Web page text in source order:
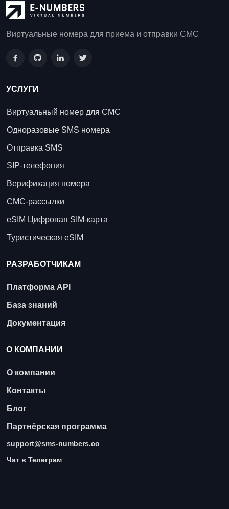
Виртуальные номера для приема и отправки СМС
УСЛУГИ
Виртуальный номер для СМС
Одноразовые SMS номера
Отправка SMS
SIP-телефония
Верификация номера
СМС-рассылки
eSIM Цифровая SIM-карта
Туристическая eSIM
РАЗРАБОТЧИКАМ
Платформа API
База знаний
Документация
О КОМПАНИИ
О компании
Контакты
Блог
Партнёрская программа
support@sms-numbers.co
Чат в Телеграм